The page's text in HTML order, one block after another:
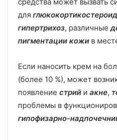
для
гипертрихоз, различные
пигментации кожи в
Если наносить крем на
(более 10 %), может
появление стрий и акне,
проблемы в
гипофизарно-